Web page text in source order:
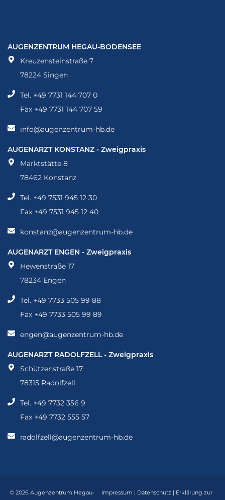
Standorte
Augenzentrum Hegau-Bodensee – Singen
AUGENZENTRUM HEGAU-BODENSEE
Kreuzensteinstraße 7
78224 Singen
Tel. +49 7731 144 707 0
Fax +49 7731 144 707 59
info@augenzentrum-hb.de
Augenarzt Konstanz - Zweigpraxis
AUGENARZT KONSTANZ - Zweigpraxis
Marktstätte 8
78462 Konstanz
Tel. +49 7531 945 12 30
Fax +49 7531 945 12 40
konstanz@augenzentrum-hb.de
Augenarzt Engen - Zweigpraxis
AUGENARZT ENGEN - Zweigpraxis
Hewenstraße 17
78234 Engen
Tel. +49 7733 505 99 88
Fax +49 7733 505 99 89
engen@augenzentrum-hb.de
Augenarzt Radolfzell - Zweigpraxis
AUGENARZT RADOLFZELL - Zweigpraxis
Schützenstraße 17
78315 Radolfzell
Tel. +49 7732 356 9
Fax +49 7732 555 57
radolfzell@augenzentrum-hb.de
© 2026 Augenzentrum Hegau- Impressum | Datenschutz| Erklärung zur